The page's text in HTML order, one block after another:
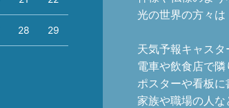
光の世界の方々は
天気予報キャス
電車や飲食店で隣
ポスターや看板に
家族や職場の人
28 29